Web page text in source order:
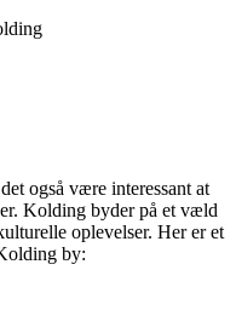
også være interessant at
Kolding byder på et væld
oplevelser. Her er et
by: